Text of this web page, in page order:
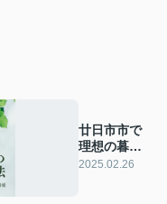
廿日市市で
理想の暮ら
しを叶える
2025.02.26